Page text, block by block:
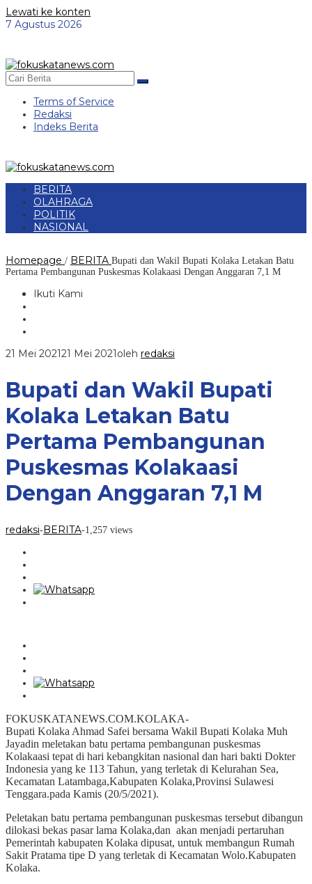
Lewati ke konten
7 Agustus 2026
Terms of Service
Redaksi
Indeks Berita
BERITA
OLAHRAGA
POLITIK
NASIONAL
Homepage / BERITA Bupati dan Wakil Bupati Kolaka Letakan Batu
Pertama Pembangunan Puskesmas Kolakaasi Dengan Anggaran 7,1 M
Ikuti Kami
21 Mei 202121 Mei 2021oleh redaksi
Bupati dan Wakil Bupati
Kolaka Letakan Batu
Pertama Pembangunan
Puskesmas Kolakaasi
Dengan Anggaran 7,1 M
redaksi-BERITA-1,257 views
FOKUSKATANEWS.COM.KOLAKA-
Bupati Kolaka Ahmad Safei bersama Wakil Bupati Kolaka Muh
Jayadin meletakan batu pertama pembangunan puskesmas
Kolakaasi tepat di hari kebangkitan nasional dan hari bakti Dokter
Indonesia yang ke 113 Tahun, yang terletak di Kelurahan Sea,
Kecamatan Latambaga,Kabupaten Kolaka,Provinsi Sulawesi
Tenggara.pada Kamis (20/5/2021).
Peletakan batu pertama pembangunan puskesmas tersebut dibangun
dilokasi bekas pasar lama Kolaka,dan akan menjadi pertaruhan
Pemerintah kabupaten Kolaka dipusat, untuk membangun Rumah
Sakit Pratama tipe D yang terletak di Kecamatan Wolo.Kabupaten
Kolaka.